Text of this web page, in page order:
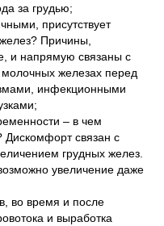
за грудью;
присутствует
Причины,
и напрямую связаны с
железах перед
инфекционными
– в чем
связан с
грудных желез.
увеличение даже
во время и после
и выработка